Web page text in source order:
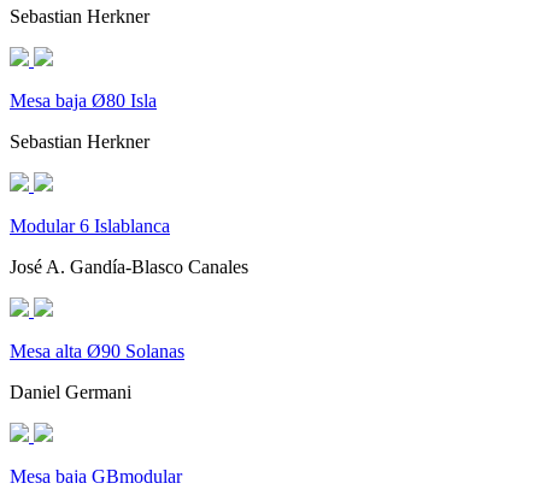
Sebastian Herkner
Mesa baja Ø80 Isla
Sebastian Herkner
Modular 6 Islablanca
José A. Gandía-Blasco Canales
Mesa alta Ø90 Solanas
Daniel Germani
Mesa baja GBmodular